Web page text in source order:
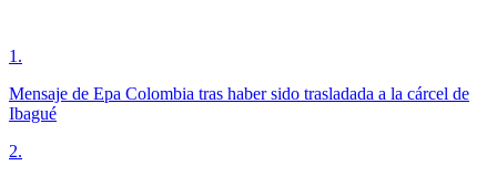
1 .
Mensaje de Epa Colombia tras haber sido trasladada a la cárcel de
Ibagué
2.